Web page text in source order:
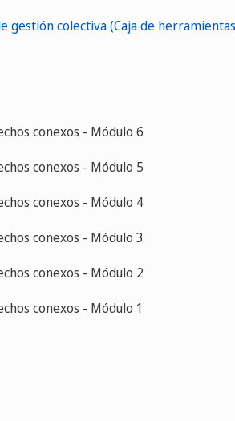
gestión colectiva (Caja de
conexos - Módulo 6
conexos - Módulo 5
conexos - Módulo 4
conexos - Módulo 3
conexos - Módulo 2
conexos - Módulo 1